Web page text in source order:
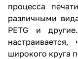
процесса
различными
PETG и
широкого круга